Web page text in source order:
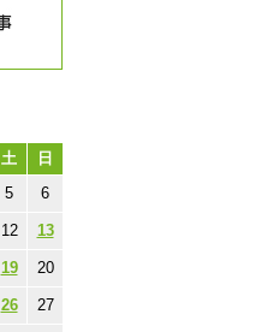
土
日
5 6
12 13
19 20
26 27